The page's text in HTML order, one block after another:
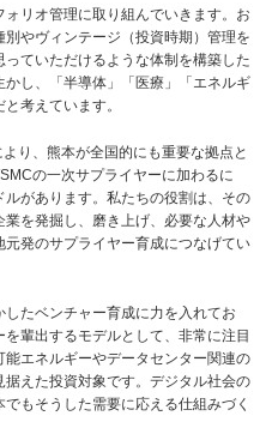
リオ管理に取り組んでいきます。お
やヴィンテージ（投資時期）管理を
ていただけるような体制を構築した
し、「半導体」「医療」「エネルギ
考えています。
り、熊本が全国的にも重要な拠点と
の一次サプライヤーに加わるに
があります。私たちの役割は、その
を発掘し、磨き上げ、必要な人材や
発のサプライヤー育成につなげてい
たベンチャー育成に力を入れてお
輩出するモデルとして、非常に注目
エネルギーやデータセンター関連の
えた投資対象です。デジタル社会の
もそうした需要に応える仕組みづく